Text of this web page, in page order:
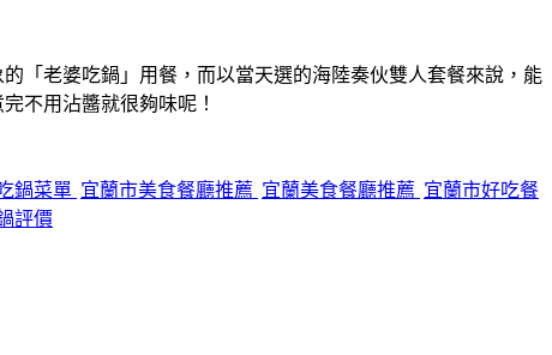
「老婆吃鍋」用餐，而以當天選的海陸奏伙雙人套餐來說，能
不用沾醬就很夠味呢！
鍋菜單 宜蘭市美食餐廳推薦 宜蘭美食餐廳推薦 宜蘭市好吃餐
評價